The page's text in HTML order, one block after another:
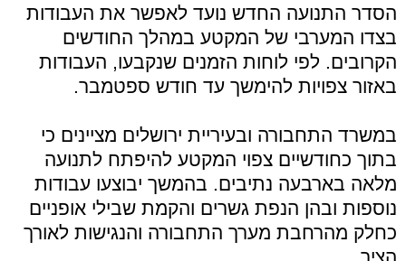
הסדר התנועה החדש נועד לאפשר את העבודות
בצדו המערבי של המקטע במהלך החודשים
הקרובים. לפי לוחות הזמנים שנקבעו, העבודות
באזור צפויות להימשך עד חודש ספטמבר.
במשרד התחבורה ובעיריית ירושלים מציינים כי
בתוך כחודשיים צפוי המקטע להיפתח לתנועה
מלאה בארבעה נתיבים. בהמשך יבוצעו עבודות
נוספות ובהן הנפת גשרים והקמת שבילי אופניים
כחלק מהרחבת מערך התחבורה והנגישות לאורך